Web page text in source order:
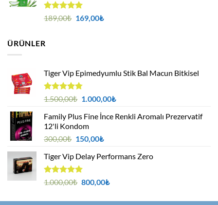
5 üzerinden
oy
189,00₺ Orijinal
169,00₺Şu
ÜRÜNLER
Tiger Vip Epimedyumlu Stik Bal Macun Bitkisel
5
üzerinden
4.75
oy
aldı
1.500,00₺ Orijinal
1.500,00₺.
1.000,00₺Şu
fiyat:
Family Plus Fine İnce Renkli Aromalı Prezervatif
12'li Kondom
300,00₺ Orijinal
300,00₺.
150,00₺Şu
fiyat:
Tiger Vip Delay Performans Zero
5 üzerinden
oy
1.000,00₺ Orijinal
1.000,00₺.
800,00₺Şu
fiyat: